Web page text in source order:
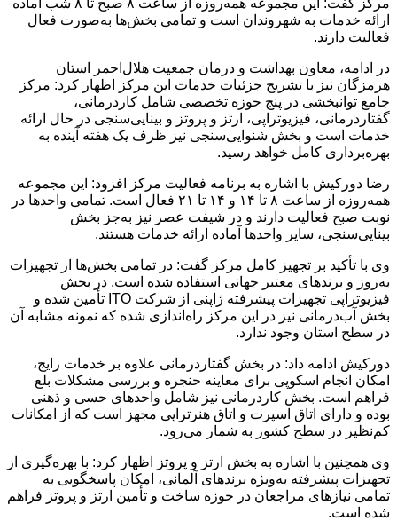
ارائه خدمات به شهروندان است و تمامی بخش‌ها به‌صورت فعال
فعالیت دارند.
در ادامه، معاون بهداشت و درمان جمعیت هلال‌احمر استان
هرمزگان نیز با تشریح جزئیات خدمات این مرکز اظهار کرد: مرکز
جامع توانبخشی در پنج حوزه تخصصی شامل کاردرمانی،
گفتاردرمانی، فیزیوتراپی، ارتز و پروتز و بینایی‌سنجی در حال ارائه
خدمات است و بخش شنوایی‌سنجی نیز ظرف یک هفته آینده به
بهره‌برداری کامل خواهد رسید.
رضا دورکیش با اشاره به برنامه فعالیت مرکز افزود: این مجموعه
همه‌روزه از ساعت ۸ تا ۱۴ و ۱۴ تا ۲۱ فعال است. تمامی واحدها در
نوبت صبح فعالیت دارند و در شیفت عصر نیز به‌جز بخش
بینایی‌سنجی، سایر واحدها آماده ارائه خدمات هستند.
وی با تأکید بر تجهیز کامل مرکز گفت: در تمامی بخش‌ها از تجهیزات
به‌روز و برندهای معتبر جهانی استفاده شده است. در بخش
فیزیوتراپی تجهیزات پیشرفته ژاپنی از شرکت ITO تأمین شده و
بخش آب‌درمانی نیز در این مرکز راه‌اندازی شده که نمونه مشابه آن
در سطح استان وجود ندارد.
دورکیش ادامه داد: در بخش گفتاردرمانی علاوه بر خدمات رایج،
امکان انجام اسکوپی برای معاینه حنجره و بررسی مشکلات بلع
فراهم است. بخش کاردرمانی نیز شامل واحدهای حسی و ذهنی
بوده و دارای اتاق اسپرت و اتاق هنرتراپی مجهز است که از امکانات
کم‌نظیر در سطح کشور به شمار می‌رود.
وی همچنین با اشاره به بخش ارتز و پروتز اظهار کرد: با بهره‌گیری از
تجهیزات پیشرفته به‌ویژه برندهای آلمانی، امکان پاسخگویی به
تمامی نیازهای مراجعان در حوزه ساخت و تأمین ارتز و پروتز فراهم
شده است.